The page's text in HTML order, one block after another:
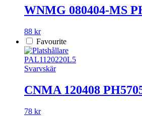
WNMG 080404-MS
88 kr
Favourite
PAL1120220L5
Svarvskär
CNMA 120408
78 kr